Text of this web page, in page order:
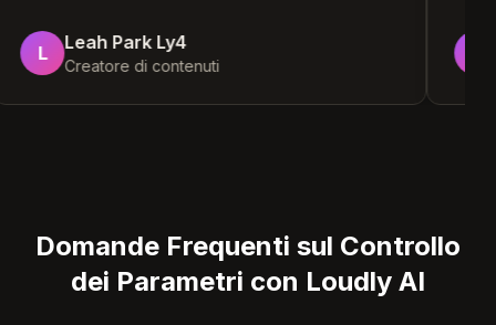
Leah Park Ly4
Creatore di contenuti
Domande Frequenti sul Controllo
dei Parametri con Loudly AI